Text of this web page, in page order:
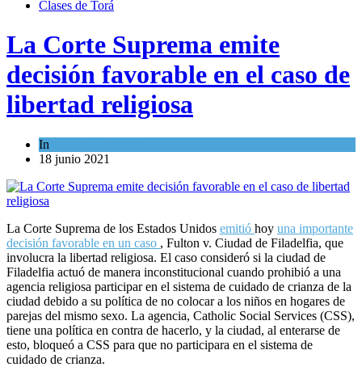
Clases de Torá
La Corte Suprema emite
decisión favorable en el caso de
libertad religiosa
In
18 junio 2021
La Corte Suprema de los Estados Unidos emitió hoy una importante
decisión favorable en un caso , Fulton v. Ciudad de Filadelfia, que
involucra la libertad religiosa. El caso consideró si la ciudad de
Filadelfia actuó de manera inconstitucional cuando prohibió a una
agencia religiosa participar en el sistema de cuidado de crianza de la
ciudad debido a su política de no colocar a los niños en hogares de
parejas del mismo sexo. La agencia, Catholic Social Services (CSS),
tiene una política en contra de hacerlo, y la ciudad, al enterarse de
esto, bloqueó a CSS para que no participara en el sistema de
cuidado de crianza.